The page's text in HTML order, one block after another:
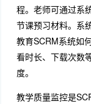
程。老师可通过系
节课预习材料。系
教育SCRM系统如
看时长、下载次数
度。
教学质量监控是